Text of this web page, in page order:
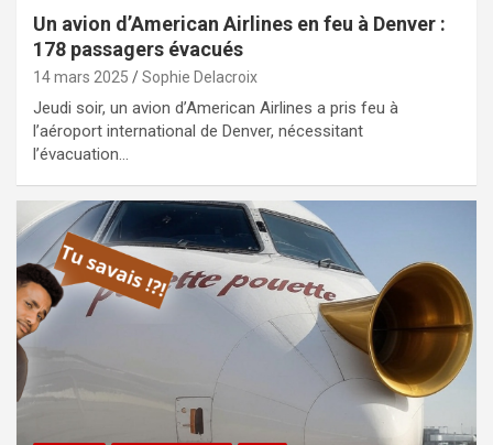
Un avion d’American Airlines en feu à Denver :
178 passagers évacués
14 mars 2025 Sophie Delacroix
Jeudi soir, un avion d’American Airlines a pris feu à
l’aéroport international de Denver, nécessitant
l’évacuation…